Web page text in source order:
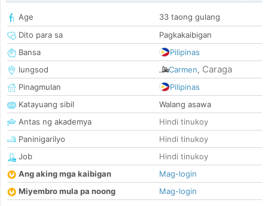
Age
33 taong gulang
Dito para sa
Pagkakaibigan
Bansa
Pilipinas
lungsod
Carmen, Caraga
Pinagmulan
Pilipinas
Katayuang sibil
Walang asawa
Antas ng akademya
Hindi tinukoy
Paninigarilyo
Hindi tinukoy
Job
Hindi tinukoy
Ang aking mga kaibigan
Mag-login
Miyembro mula pa noong
Mag-login